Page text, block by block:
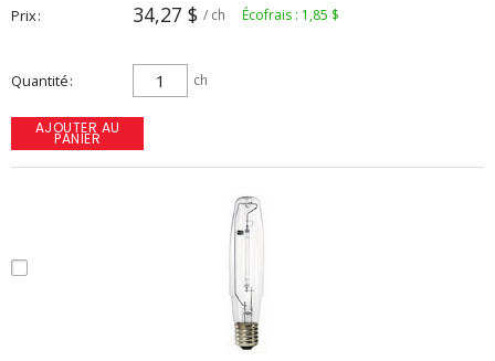
Prix 34,27 $ / ch Écofrais : 1,85 $
Quantité ch
AJOUTER AU
PANIER